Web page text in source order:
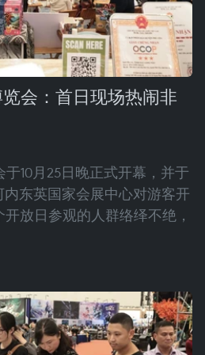
会：首日现场热闹非
10月25日晚正式开幕，并于
内东英国家会展中心对游客开
放日参观的人群络绎不绝，